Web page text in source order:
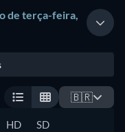
de terça-feira,
🇧🇷
HD SD